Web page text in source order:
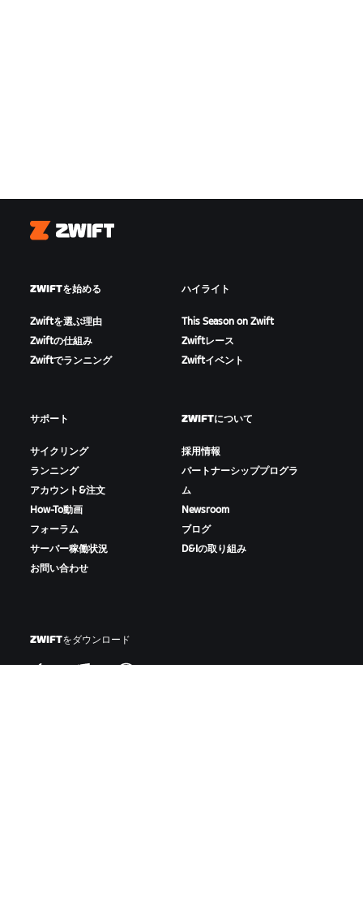
Zwift
ZWIFTを始める
Zwiftを選ぶ理由
Zwiftの仕組み
Zwiftでランニング
ハイライト
This Season on Zwift
Zwiftレース
Zwiftイベント
サポート
サイクリング
ランニング
アカウント&注文
How-To動画
フォーラム
サーバー稼働状況
お問い合わせ
ZWIFTについて
採用情報
パートナーシッププログラ
ム
Newsroom
ブログ
D&Iの取り組み
ZWIFTをダウンロード